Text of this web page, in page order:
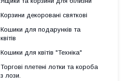
Корзини декоровані святкові
Кошики для подарунків та
квітів
Кошики для квітів "Техніка"
Торгові плетені лотки та короба
з лози.